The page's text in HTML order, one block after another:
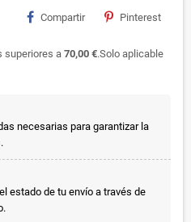
Compartir Pinterest
superiores a 70,00 €.Solo aplicable
necesarias para garantizar la
estado de tu envío a través de